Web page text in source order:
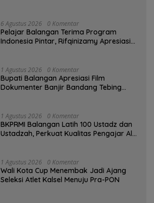
6 Agustus 2026 0 Komentar
Pelajar Balangan Terima Program
Indonesia Pintar, Rifqinizamy Apresiasi
1 Agustus 2026 0 Komentar
Bupati Balangan Apresiasi Film
Dokumenter Banjir Bandang Tebing
1 Agustus 2026 0 Komentar
BKPRMI Balangan Latih 100 Ustadz dan
Ustadzah, Perkuat Kualitas Pengajar Al-
1 Agustus 2026 0 Komentar
Wali Kota Cup Menembak Jadi Ajang
Seleksi Atlet Kalsel Menuju Pra-PON